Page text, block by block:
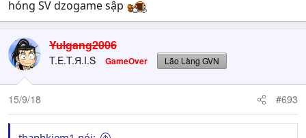
hóng SV dzogame sập
Yulgang2006
T.E.T.Я.I.S GameOver Lão Làng GVN
15/9/18 #693